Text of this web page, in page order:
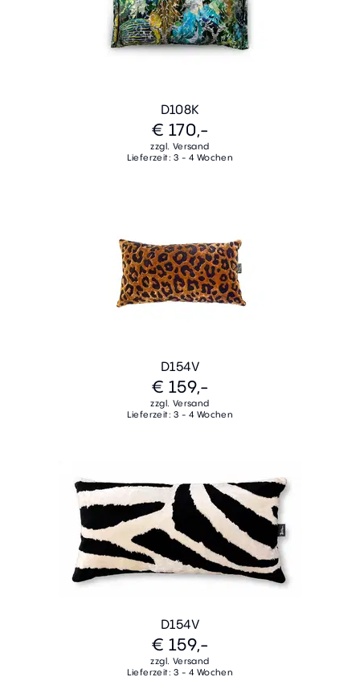
D108K
€ 170,-
zzgl. Versand
Lieferzeit: 3 - 4 Wochen
D154V
€ 159,-
zzgl. Versand
Lieferzeit: 3 - 4 Wochen
D154V
€ 159,-
zzgl. Versand
Lieferzeit: 3 - 4 Wochen